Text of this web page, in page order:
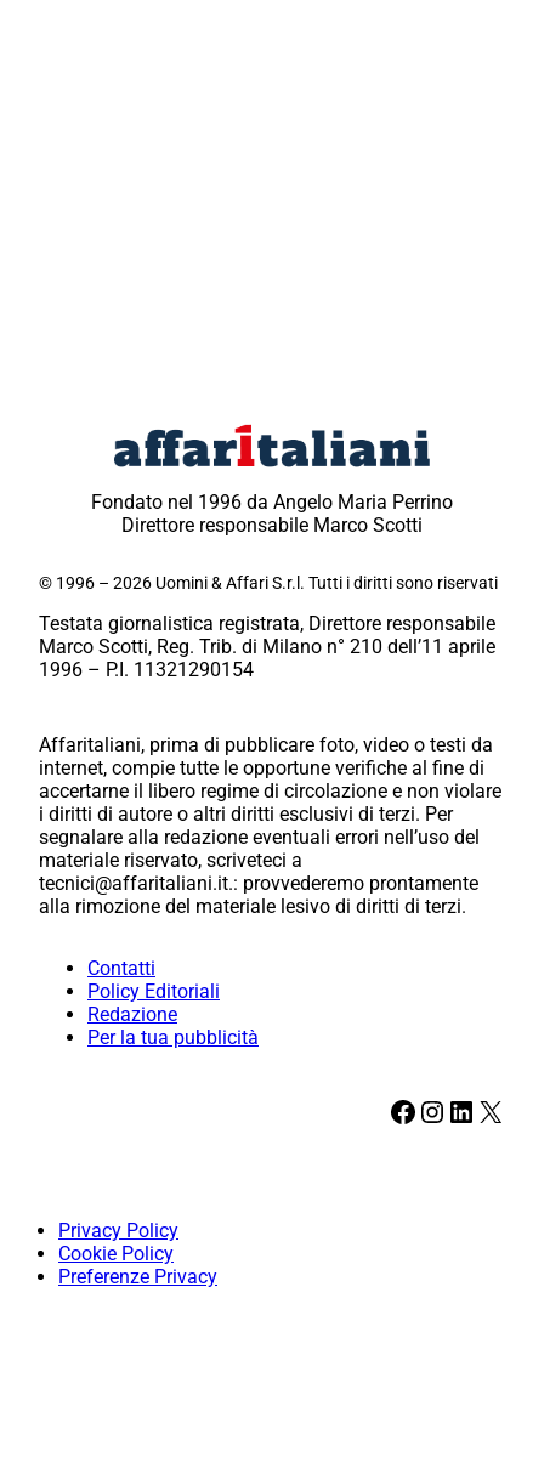
Fondato nel 1996 da Angelo Maria Perrino
Direttore responsabile Marco Scotti
© 1996 – 2026 Uomini & Affari S.r.l. Tutti i diritti sono riservati
Testata giornalistica registrata, Direttore responsabile
Marco Scotti, Reg. Trib. di Milano n° 210 dell’11 aprile
1996 – P.I. 11321290154
Affaritaliani, prima di pubblicare foto, video o testi da
internet, compie tutte le opportune verifiche al fine di
accertarne il libero regime di circolazione e non violare
i diritti di autore o altri diritti esclusivi di terzi. Per
segnalare alla redazione eventuali errori nell’uso del
materiale riservato, scriveteci a
tecnici@affaritaliani.it.: provvederemo prontamente
alla rimozione del materiale lesivo di diritti di terzi.
Contatti
Policy Editoriali
Redazione
Per la tua pubblicità
Facebook Instagram LinkedIn X
Privacy Policy
Cookie Policy
Preferenze Privacy